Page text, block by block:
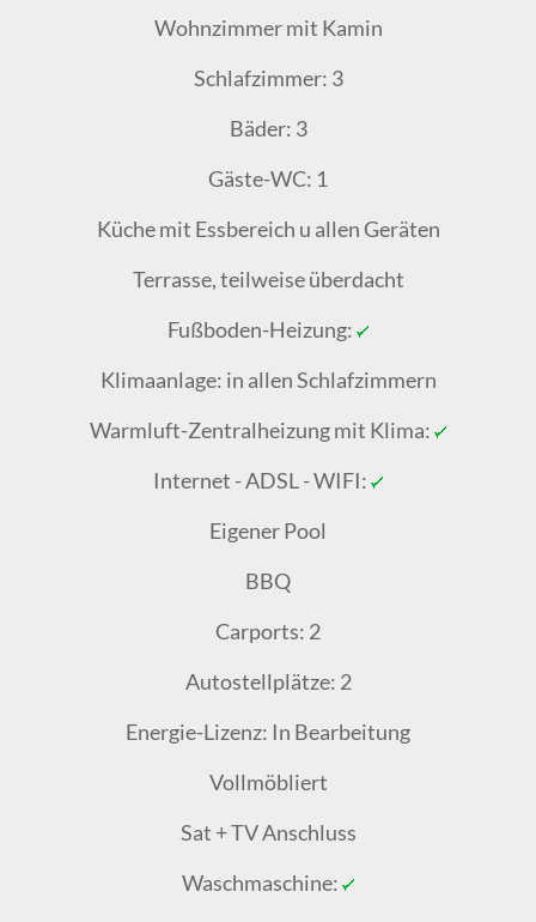
Wohnzimmer mit Kamin
Schlafzimmer: 3
Bäder: 3
Gäste-WC: 1
Küche mit Essbereich u allen Geräten
Terrasse, teilweise überdacht
Fußboden-Heizung:
Klimaanlage: in allen Schlafzimmern
Warmluft-Zentralheizung mit Klima:
Internet - ADSL - WIFI:
Eigener Pool
BBQ
Carports: 2
Autostellplätze: 2
Energie-Lizenz: In Bearbeitung
Vollmöbliert
Sat + TV Anschluss
Waschmaschine: